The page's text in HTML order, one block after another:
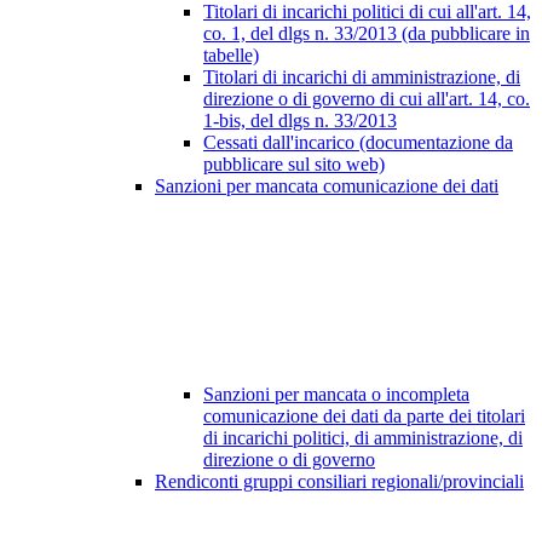
Titolari di incarichi politici di cui all'art. 14,
co. 1, del dlgs n. 33/2013 (da pubblicare in
tabelle)
Titolari di incarichi di amministrazione, di
direzione o di governo di cui all'art. 14, co.
1-bis, del dlgs n. 33/2013
Cessati dall'incarico (documentazione da
pubblicare sul sito web)
Sanzioni per mancata comunicazione dei dati
Sanzioni per mancata o incompleta
comunicazione dei dati da parte dei titolari
di incarichi politici, di amministrazione, di
direzione o di governo
Rendiconti gruppi consiliari regionali/provinciali